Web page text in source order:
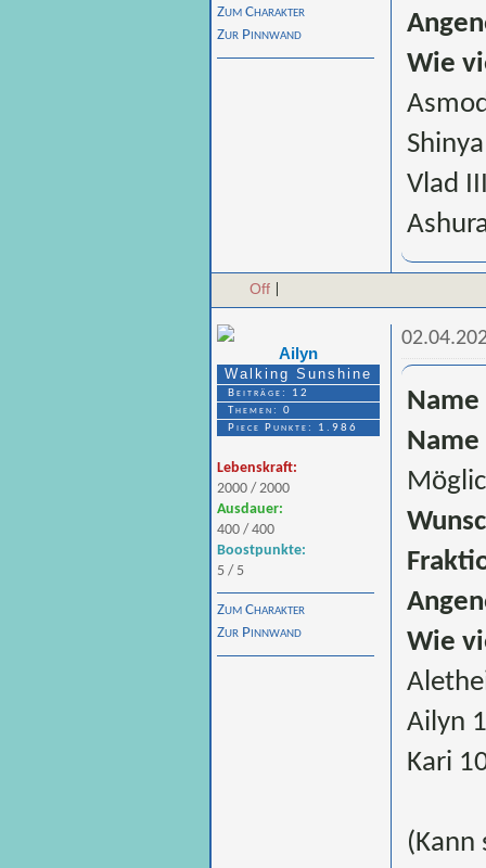
Zum Charakter
Zur Pinnwand
Wie
Vlad
Off
Ailyn
Walking Sunshine
Beiträge: 12
Themen: 0
Piece Punkte: 1.986
Lebenskraft:
2000 / 2000
Ausdauer:
400 / 400
Boostpunkte:
5 / 5
Zum Charakter
Zur Pinnwand
Name
Name
Wie
Ailyn
Kari
(Kann